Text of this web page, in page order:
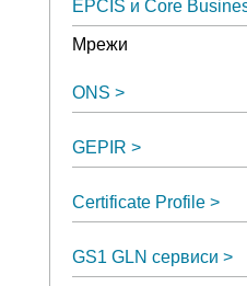
EPCIS и Core
Мрежи
ONS
GEPIR
Certificate Profile
GS1 GLN сервиси